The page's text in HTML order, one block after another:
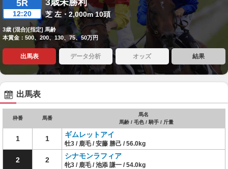
5R
12:20
3歳未勝利
芝 左・2,000m 10頭
3歳 (混合)[指定] 馬齢
本賞金：500、200、130、75、50万円
出馬表 データ分析 オッズ 結果
出馬表
枠番 馬番
馬名
馬齢 / 毛色 / 騎手 / 斤量
1 1 ギムレットアイ
牡3 / 鹿毛 / 安藤 勝己 / 56.0kg
2 2 シナモンラフィア
牝3 / 鹿毛 / 池添 謙一 / 54.0kg